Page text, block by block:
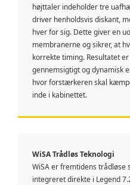
højttaler indeholder tre
driver henholdsvis diskant,
hver for sig. Dette giver en
membranerne og sikrer, at
korrekte timing. Resultatet
gennemsigtigt og dynamisk
hvor forstærkeren skal
inde i kabinettet.
WiSA Trådløs Teknologi
WiSA er fremtidens trådløse
integreret direkte i Legend